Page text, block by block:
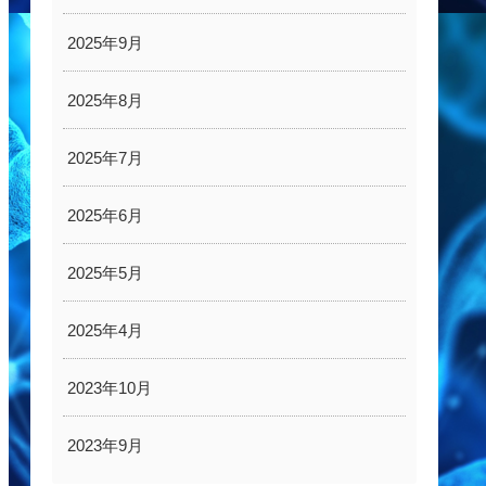
2025年9月
2025年8月
2025年7月
2025年6月
2025年5月
2025年4月
2023年10月
2023年9月